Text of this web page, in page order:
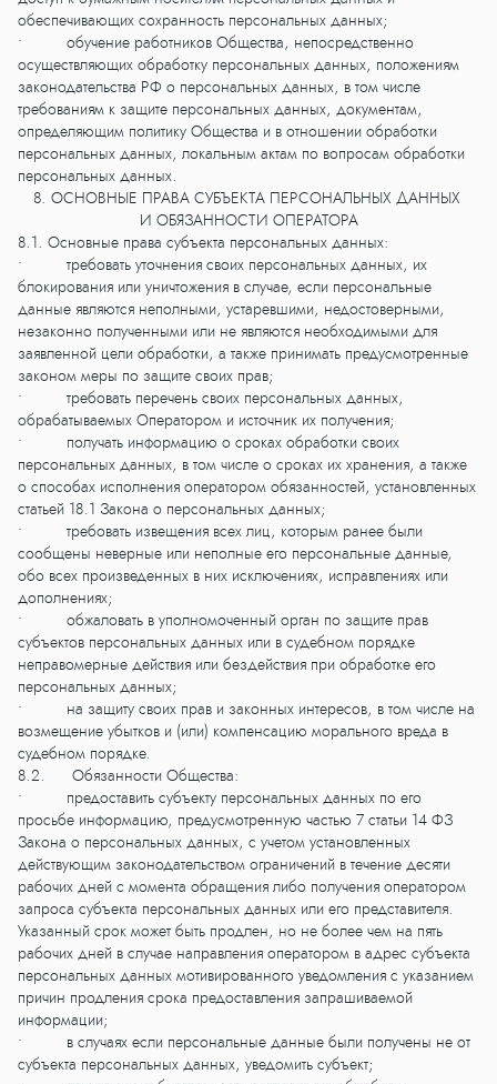
обеспечивающих сохранность персональных данных;
• обучение работников Общества, непосредственно
осуществляющих обработку персональных данных, положениям
законодательства РФ о персональных данных, в том числе
требованиям к защите персональных данных, документам,
определяющим политику Общества и в отношении обработки
персональных данных, локальным актам по вопросам обработки
персональных данных.
8. ОСНОВНЫЕ ПРАВА СУБЪЕКТА ПЕРСОНАЛЬНЫХ ДАННЫХ
И ОБЯЗАННОСТИ ОПЕРАТОРА
8.1. Основные права субъекта персональных данных:
• требовать уточнения своих персональных данных, их
блокирования или уничтожения в случае, если персональные
данные являются неполными, устаревшими, недостоверными,
незаконно полученными или не являются необходимыми для
заявленной цели обработки, а также принимать предусмотренные
законом меры по защите своих прав;
• требовать перечень своих персональных данных,
обрабатываемых Оператором и источник их получения;
• получать информацию о сроках обработки своих
персональных данных, в том числе о сроках их хранения, а также
о способах исполнения оператором обязанностей, установленных
статьей 18.1 Закона о персональных данных;
• требовать извещения всех лиц, которым ранее были
сообщены неверные или неполные его персональные данные,
обо всех произведенных в них исключениях, исправлениях или
дополнениях;
• обжаловать в уполномоченный орган по защите прав
субъектов персональных данных или в судебном порядке
неправомерные действия или бездействия при обработке его
персональных данных;
• на защиту своих прав и законных интересов, в том числе на
возмещение убытков и (или) компенсацию морального вреда в
судебном порядке.
8.2. Обязанности Общества:
• предоставить субъекту персональных данных по его
просьбе информацию, предусмотренную частью 7 статьи 14 ФЗ
Закона о персональных данных, с учетом установленных
действующим законодательством ограничений в течение десяти
рабочих дней с момента обращения либо получения оператором
запроса субъекта персональных данных или его представителя.
Указанный срок может быть продлен, но не более чем на пять
рабочих дней в случае направления оператором в адрес субъекта
персональных данных мотивированного уведомления с указанием
причин продления срока предоставления запрашиваемой
информации;
• в случаях если персональные данные были получены не от
субъекта персональных данных, уведомить субъект;